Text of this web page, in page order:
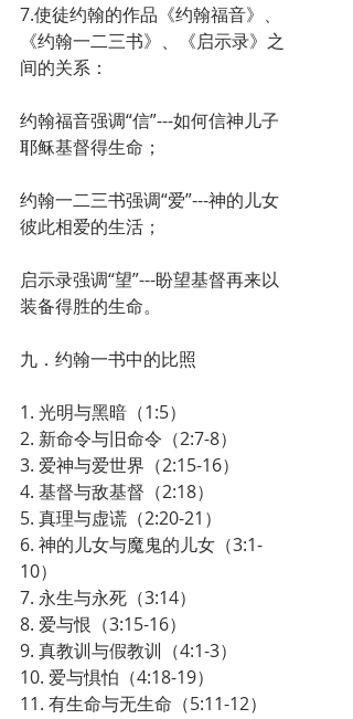
7.使徒约翰的作品《约翰福音》、
《约翰一二三书》、《启示录》之
间的关系：
约翰福音强调“信”---如何信神儿子
耶稣基督得生命；
约翰一二三书强调“爱”---神的儿女
彼此相爱的生活；
启示录强调“望”---盼望基督再来以
装备得胜的生命。
九．约翰一书中的比照
1. 光明与黑暗（1:5）
2. 新命令与旧命令（2:7-8）
3. 爱神与爱世界（2:15-16）
4. 基督与敌基督（2:18）
5. 真理与虚谎（2:20-21）
6. 神的儿女与魔鬼的儿女（3:1-
10）
7. 永生与永死（3:14）
8. 爱与恨（3:15-16）
9. 真教训与假教训（4:1-3）
10. 爱与惧怕（4:18-19）
11. 有生命与无生命（5:11-12）